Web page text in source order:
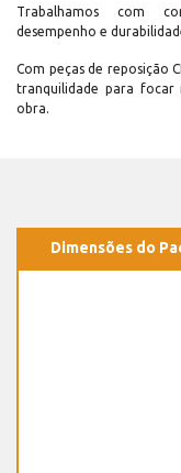
Trabalhamos com
desempenho e
Com peças de reposição
tranquilidade para focar
obra.
Dimensões do